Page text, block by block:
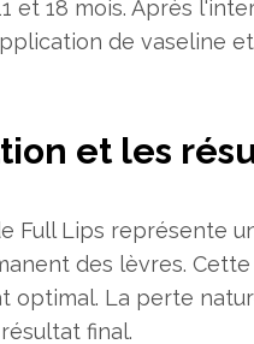
et 18 mois. Après
de vaseline
et les
Full Lips représente
des lèvres.
optimal. La perte
final.